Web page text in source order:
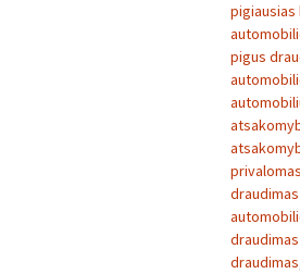
pigiausias
pigus
draudimas